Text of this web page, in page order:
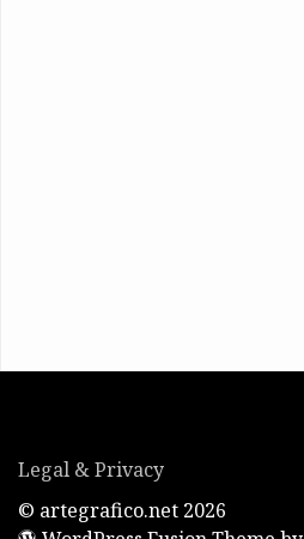
Legal & Privacy
© artegrafico.net 2026